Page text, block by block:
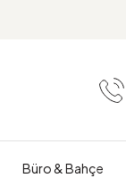
Büro & Bahçe